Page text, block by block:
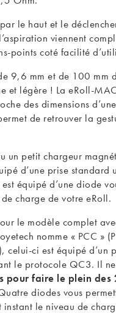
le haut et le
viennent
points coté facilité
9,6 mm et de 100 mm
et légère ! La eRoll-
des dimensions
de retrouver la
un petit chargeur
d’une prise standard
équipé d’une diode
charge de votre eRoll.
le modèle complet
nomme « PCC »
celui-ci est équipé d’un
le protocole QC3. Il
pour faire le plein des
diodes vous
le niveau de